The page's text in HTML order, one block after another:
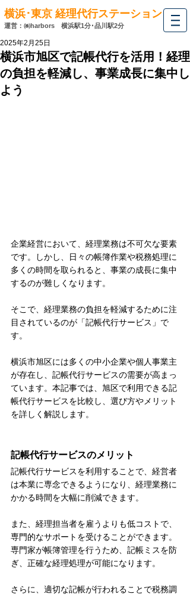
横浜･東京 経理代行ステーション
運営：㈱harbors 横浜駅1分･品川駅2分
横浜市旭区で記帳代行を活用！経理
の負担を軽減し、事業成長に集中し
よう
2025年2月25日
企業経営において、経理業務は不可欠な要素
です。しかし、日々の帳簿作業や税務処理に
多くの時間を取られると、事業の成長に集中
するのが難しくなります。
そこで、経理業務の負担を軽減するために注
目されているのが「記帳代行サービス」で
す。
横浜市旭区には多くの中小企業や個人事業主
が存在し、記帳代行サービスの需要が高まっ
ています。本記事では、旭区で利用できる記
帳代行サービスを比較し、選び方やメリット
を詳しく解説します。
記帳代行サービスのメリット
記帳代行サービスを利用することで、経営者
は本業に専念できるようになり、経理業務に
かかる時間を大幅に削減できます。
また、経理担当者を雇うよりも低コストで、
専門的なサポートを受けることができます。
専門家が帳簿管理を行うため、記帳ミスを防
ぎ、正確な経理処理が可能になります。
さらに、適切な記帳が行われることで税務調